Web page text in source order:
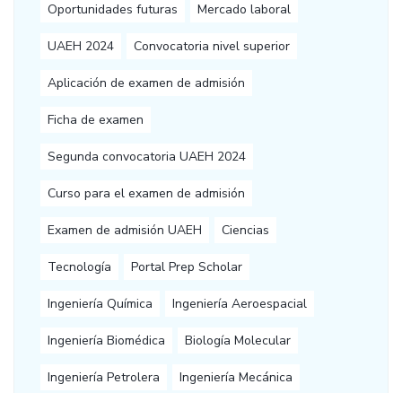
Oportunidades futuras Mercado laboral
UAEH 2024 Convocatoria nivel superior
Aplicación de examen de admisión
Ficha de examen
Segunda convocatoria UAEH 2024
Curso para el examen de admisión
Examen de admisión UAEH Ciencias
Tecnología Portal Prep Scholar
Ingeniería Química Ingeniería Aeroespacial
Ingeniería Biomédica Biología Molecular
Ingeniería Petrolera Ingeniería Mecánica